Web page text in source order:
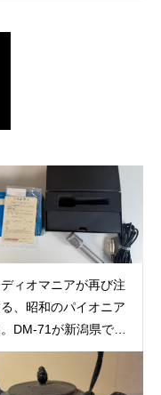
ィオマニアが再び注
、昭和のパイオニア
DM-71が新潟県で現
懐かしい機器の
」が再び価値を持つ時